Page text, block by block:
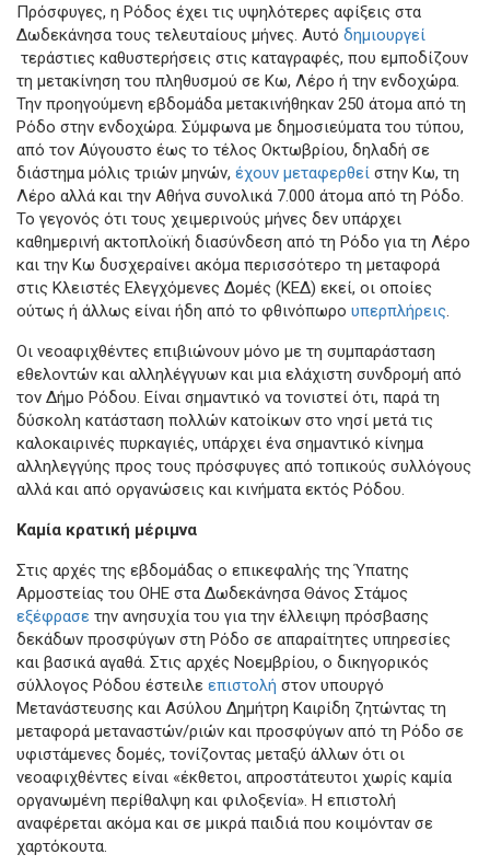
Πρόσφυγες, η Ρόδος έχει τις υψηλότερες αφίξεις στα
Δωδεκάνησα τους τελευταίους μήνες. Αυτό δημιουργεί
τεράστιες καθυστερήσεις στις καταγραφές, που εμποδίζουν
τη μετακίνηση του πληθυσμού σε Κω, Λέρο ή την ενδοχώρα.
Την προηγούμενη εβδομάδα μετακινήθηκαν 250 άτομα από τη
Ρόδο στην ενδοχώρα. Σύμφωνα με δημοσιεύματα του τύπου,
από τον Αύγουστο έως το τέλος Οκτωβρίου, δηλαδή σε
διάστημα μόλις τριών μηνών, έχουν μεταφερθεί στην Κω, τη
Λέρο αλλά και την Αθήνα συνολικά 7.000 άτομα από τη Ρόδο.
Το γεγονός ότι τους χειμερινούς μήνες δεν υπάρχει
καθημερινή ακτοπλοϊκή διασύνδεση από τη Ρόδο για τη Λέρο
και την Κω δυσχεραίνει ακόμα περισσότερο τη μεταφορά
στις Κλειστές Ελεγχόμενες Δομές (ΚΕΔ) εκεί, οι οποίες
ούτως ή άλλως είναι ήδη από το φθινόπωρο υπερπλήρεις.
Οι νεοαφιχθέντες επιβιώνουν μόνο με τη συμπαράσταση
εθελοντών και αλληλέγγυων και μια ελάχιστη συνδρομή από
τον Δήμο Ρόδου. Είναι σημαντικό να τονιστεί ότι, παρά τη
δύσκολη κατάσταση πολλών κατοίκων στο νησί μετά τις
καλοκαιρινές πυρκαγιές, υπάρχει ένα σημαντικό κίνημα
αλληλεγγύης προς τους πρόσφυγες από τοπικούς συλλόγους
αλλά και από οργανώσεις και κινήματα εκτός Ρόδου.
Καμία κρατική μέριμνα
Στις αρχές της εβδομάδας ο επικεφαλής της Ύπατης
Αρμοστείας του ΟΗΕ στα Δωδεκάνησα Θάνος Στάμος
εξέφρασε την ανησυχία του για την έλλειψη πρόσβασης
δεκάδων προσφύγων στη Ρόδο σε απαραίτητες υπηρεσίες
και βασικά αγαθά. Στις αρχές Νοεμβρίου, ο δικηγορικός
σύλλογος Ρόδου έστειλε επιστολή στον υπουργό
Μετανάστευσης και Ασύλου Δημήτρη Καιρίδη ζητώντας τη
μεταφορά μεταναστών/ριών και προσφύγων από τη Ρόδο σε
υφιστάμενες δομές, τονίζοντας μεταξύ άλλων ότι οι
νεοαφιχθέντες είναι «έκθετοι, απροστάτευτοι χωρίς καμία
οργανωμένη περίθαλψη και φιλοξενία». Η επιστολή
αναφέρεται ακόμα και σε μικρά παιδιά που κοιμόνταν σε
χαρτόκουτα.